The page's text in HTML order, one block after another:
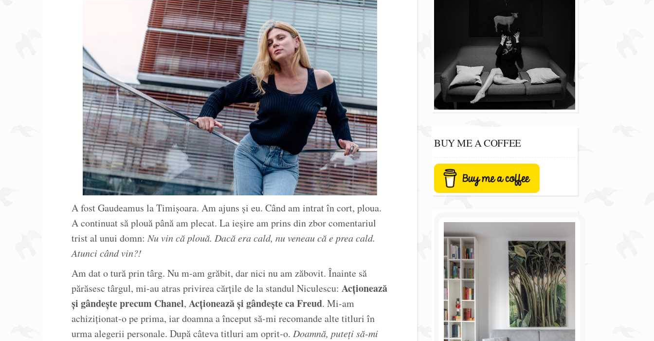
A fost Gaudeamus la Timișoara. Am ajuns și eu. Când am intrat în cort, ploua.
A continuat să plouă până am plecat. La ieșire am prins din zbor comentariul
trist al unui domn:Nu vin că plouă. Dacă era cald, nu veneau că e prea cald.
Atunci când vin?!
Am dat o tură prin târg. Nu m-am grăbit, dar nici nu am zăbovit. Înainte să
părăsesc târgul, mi-au atras privirea cărțile de la standul Niculescu: Acționează
și gândește precum Chanel, Acționează și gândește ca Freud. Mi-am
achiziționat-o pe prima, iar doamna a început să-mi recomande alte titluri în
urma alegerii personale. După câteva titluri am oprit-o. Doamnă, puteți să-mi
BUY ME A COFFEE